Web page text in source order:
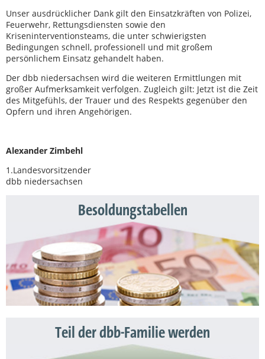
Besoldungstabellen
Teil der dbb-Familie werden
Unser ausdrücklicher Dank gilt den Einsatzkräften von Polizei,
Feuerwehr, Rettungsdiensten sowie den
Kriseninterventionsteams, die unter schwierigsten
Bedingungen schnell, professionell und mit großem
persönlichem Einsatz gehandelt haben.
Der dbb niedersachsen wird die weiteren Ermittlungen mit
großer Aufmerksamkeit verfolgen. Zugleich gilt: Jetzt ist die Zeit
des Mitgefühls, der Trauer und des Respekts gegenüber den
Opfern und ihren Angehörigen.
Alexander Zimbehl
1.Landesvorsitzender
dbb niedersachsen